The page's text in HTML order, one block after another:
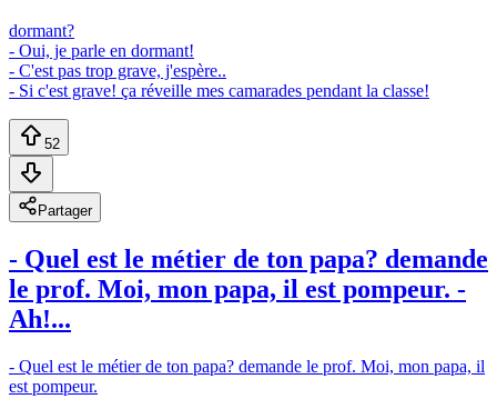
dormant?
- Oui, je parle en dormant!
- C'est pas trop grave, j'espère..
- Si c'est grave! ça réveille mes camarades pendant la classe!
52
Partager
- Quel est le métier de ton papa? demande
le prof. Moi, mon papa, il est pompeur. -
Ah!...
- Quel est le métier de ton papa? demande le prof. Moi, mon papa, il
est pompeur.